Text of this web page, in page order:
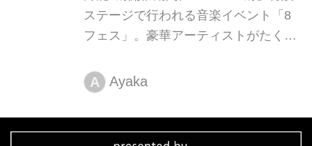
ステージで行われる音楽イベント「8
フェス」。豪華アーティストがたくさ
「SEAMO」！
A Ayaka